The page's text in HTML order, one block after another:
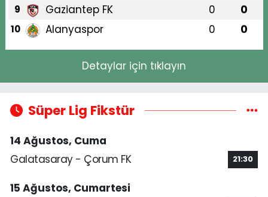
9 Gaziantep FK 0 0
10 Alanyaspor 0 0
Detaylar için tıklayın
Süper Lig Fikstür
14 Ağustos, Cuma
Galatasaray - Çorum FK
21:30
15 Ağustos, Cumartesi